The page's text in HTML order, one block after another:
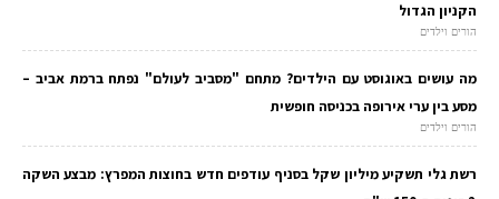
הקניון הגדול
הורים וילדים
מה עושים באוגוסט עם הילדים? מתחם "מסביב לעולם" נפתח ברמת אביב –
מסע בין ערי אירופה בכניסה חופשית
הורים וילדים
רשת גלי תשקיע מיליון שקל בסניף עודפים חדש בחוצות המפרץ: מבצע השקה